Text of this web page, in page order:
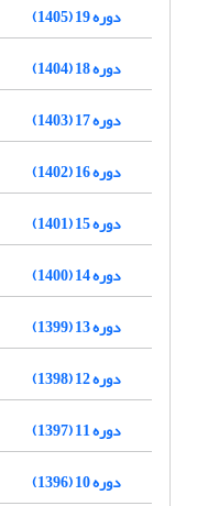
دوره 19 (1405)
دوره 18 (1404)
دوره 17 (1403)
دوره 16 (1402)
دوره 15 (1401)
دوره 14 (1400)
دوره 13 (1399)
دوره 12 (1398)
دوره 11 (1397)
دوره 10 (1396)